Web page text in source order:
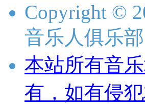
Copyright ©
音乐人俱乐
本站所有音
有，如有侵